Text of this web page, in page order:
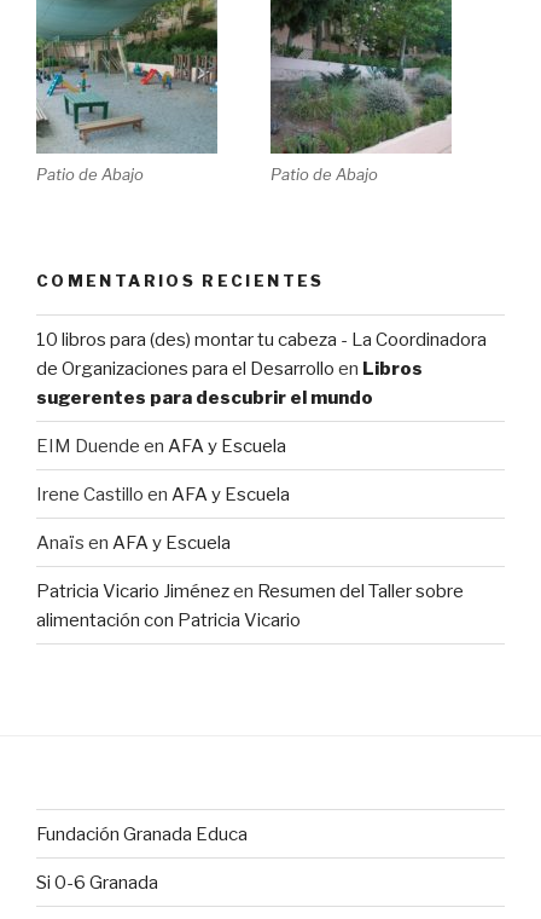
Patio de Abajo Patio de Abajo
COMENTARIOS RECIENTES
10 libros para (des) montar tu cabeza - La Coordinadora
de Organizaciones para el Desarrollo en Libros
sugerentes para descubrir el mundo
EIM Duende en AFA y Escuela
Irene Castillo en AFA y Escuela
Anaïs en AFA y Escuela
Patricia Vicario Jiménezen Resumen del Taller sobre
alimentación con Patricia Vicario
Fundación Granada Educa
Si 0-6 Granada